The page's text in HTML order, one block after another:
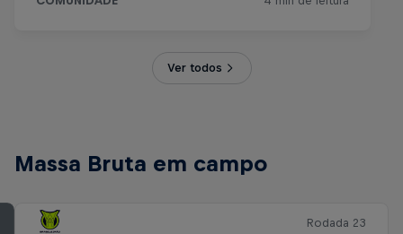
Ver todos
Massa Bruta em campo
Rodada 23